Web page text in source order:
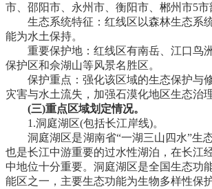
市、邵阳市、永州市、衡阳市、郴州市5市
生态系统特征：红线区以森林生态系
能为水土保持。
重要保护地：红线区有南岳、江口鸟
保护区和佘湖山等风景名胜区。
保护重点：强化该区域的生态保护与
灾害与水土流失，加强石漠化地区生态治理
(三)重点区域划定情况。
1.洞庭湖区(包括长江岸线)。
洞庭湖区是湖南省“一湖三山四水”生态
也是长江中游重要的过水性湖泊，在长江
中地位十分重要。洞庭湖区是全国生态功
能区之一，主要生态功能为生物多样性保